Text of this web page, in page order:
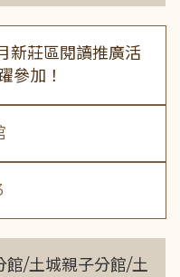
新莊區閱讀推廣活
參加！
館/土城親子分館/土